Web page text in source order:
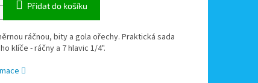
Přidat do košíku
ráčnou, bity a gola ořechy. Praktická sada
klíče - ráčny a 7 hlavic 1/4".